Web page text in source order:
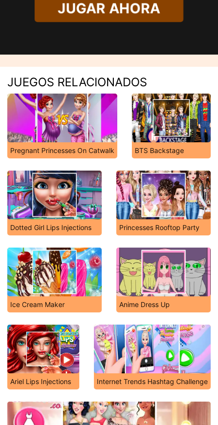
JUGAR AHORA
JUEGOS RELACIONADOS
Pregnant Princesses On Catwalk BTS Backstage
Dotted Girl Lips Injections Princesses Rooftop Party
Ice Cream Maker Anime Dress Up
Ariel Lips Injections Internet Trends Hashtag Challenge